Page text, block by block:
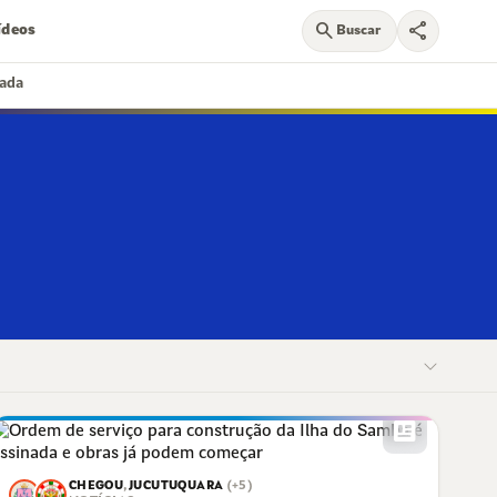
search Buscar share
newsmode
CHEGOU,JUCUTUQUARA (+5)